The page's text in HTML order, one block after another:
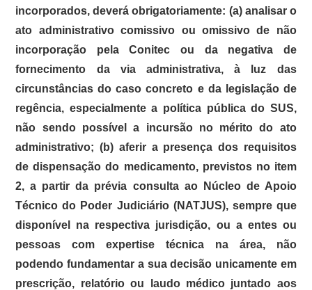
incorporados, deverá obrigatoriamente: (a) analisar o
ato administrativo comissivo ou omissivo de não
incorporação pela Conitec ou da negativa de
fornecimento da via administrativa, à luz das
circunstâncias do caso concreto e da legislação de
regência, especialmente a política pública do SUS,
não sendo possível a incursão no mérito do ato
administrativo; (b) aferir a presença dos requisitos
de dispensação do medicamento, previstos no item
2, a partir da prévia consulta ao Núcleo de Apoio
Técnico do Poder Judiciário (NATJUS), sempre que
disponível na respectiva jurisdição, ou a entes ou
pessoas com expertise técnica na área, não
podendo fundamentar a sua decisão unicamente em
prescrição, relatório ou laudo médico juntado aos